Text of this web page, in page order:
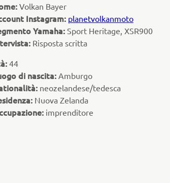
Volkan Bayer
Instagram: planetvolkanmoto
Yamaha:Sport Heritage, XSR900
Risposta scritta
44
di nascita: Amburgo
neozelandese/tedesca
Nuova Zelanda
imprenditore